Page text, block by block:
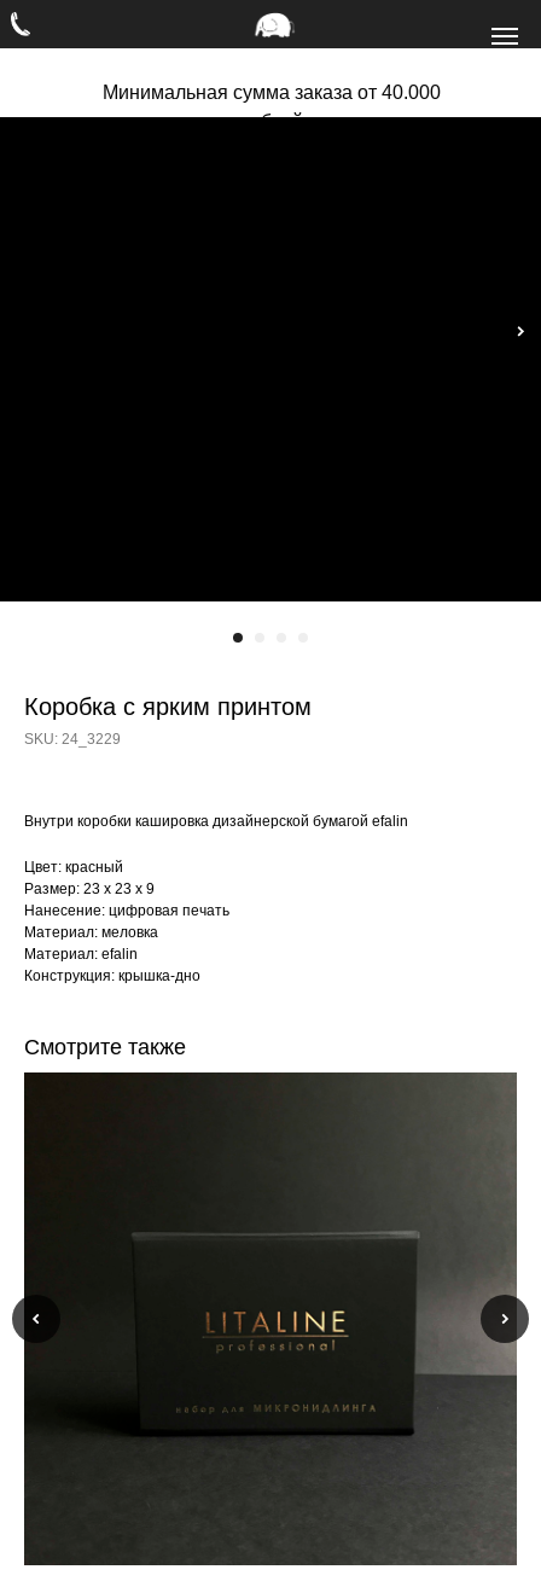
Минимальная сумма заказа от 40.000
рублей
Коробка с ярким принтом
SKU: 24_3229
Внутри коробки кашировка дизайнерской бумагой efalin
Цвет: красный
Размер: 23 х 23 х 9
Нанесение: цифровая печать
Материал: меловка
Материал: efalin
Конструкция: крышка-дно
Смотрите также